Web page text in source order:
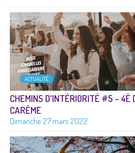
ACTUALITÉ
CHEMINS D'INTÉRIORITÉ #5 – 4È
CARÊME
Dimanche 27 mars 2022